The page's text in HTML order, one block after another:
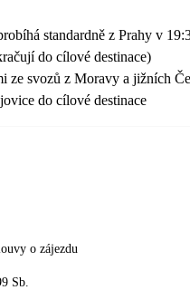
standardně z Prahy v
do cílové destinace)
ze svozů z Moravy a jižních
do cílové destinace
o zájezdu
Sb.